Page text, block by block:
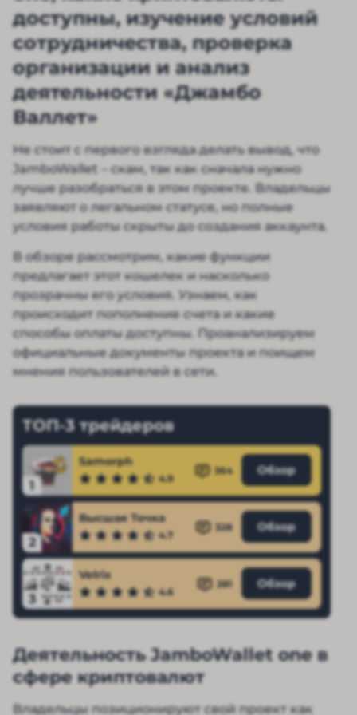
доступны, изучение условий
сотрудничества, проверка
организации и анализ
деятельности «Джамбо
Валлет»
Не стоит с первого взгляда делать вывод, что
JamboWallet – скам, так как сначала нужно
лучше разобраться в этом проекте. Владельцы
заявляют о легальном статусе, но полные
условия работы скрыты до создания аккаунта.
В обзоре рассмотрим, какие функции
предлагает этот кошелек и насколько
прозрачны его условия. Узнаем, как
происходит пополнение счета и какие
способы оплаты доступны. Проанализируем
официальные документы проекта и поищем
мнения пользователей в сети.
ТОП-3 трейдеров
1
Samorph
4.9
364 Обзор
2
Высшая Точка
4.7
328 Обзор
3
Velrix
4.6
281 Обзор
Деятельность JamboWallet one в
сфере криптовалют
Владельцы позиционируют свой проект как